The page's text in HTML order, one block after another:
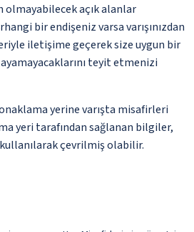
olmayabilecek açık alanlar
bir endişeniz varsa varışınızdan
iletişime geçerek size uygun bir
teyit etmenizi
yerine varışta misafirleri
yeri tarafından sağlanan bilgiler,
çevrilmiş olabilir.